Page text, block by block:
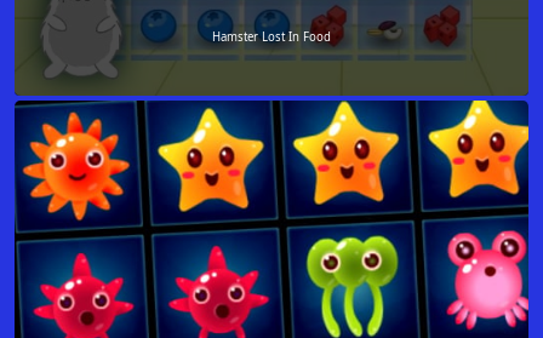
Hamster Lost In Food